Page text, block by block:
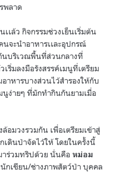
พลาด
เล้ว กิจกรรมช่วงเย็นเริ่มต้น
จะนำอาหารเเละอุปกรณ์
นบริเวณพื้นที่ส่วนกลางที่
เริ่มลงมือรังสรรค์เมนูที่เตรียม
าหารบางส่วนไว้สำรองให้กับ
ง่ายๆ ที่มักทำกินกันยามเมื่อ
อมวงรวมกัน เพื่อเตรียมเข้าสู่
เดินป่าจัดไว้ให้ โดยในครั้งนี้
าร่วมทริปด้วย นั่นคือ หม่อม
นักเขียน/ช่างภาพสัตว์ป่า บุคคล